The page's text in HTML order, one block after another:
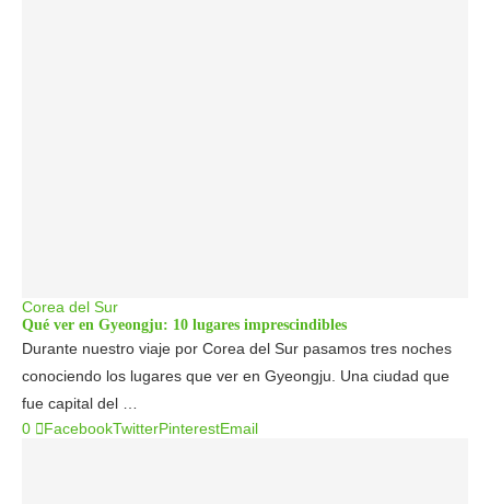
Corea del Sur
Qué ver en Gyeongju: 10 lugares imprescindibles
Durante nuestro viaje por Corea del Sur pasamos tres noches
conociendo los lugares que ver en Gyeongju. Una ciudad que
fue capital del …
0
FacebookTwitterPinterestEmail